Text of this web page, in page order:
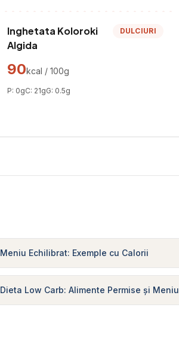
Inghetata Koloroki
Algida
DULCIURI
90kcal / 100g
P: 0gC: 21gG: 0.5g
Meniu Echilibrat: Exemple cu Calorii
Dieta Low Carb: Alimente Permise și Meniu